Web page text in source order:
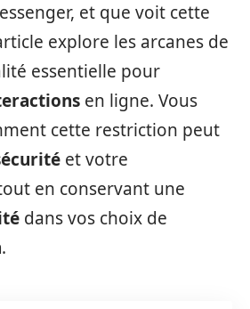
et que voit cette
explore les arcanes de
essentielle pour
en ligne. Vous
cette restriction peut
et votre
en conservant une
dans vos choix de
.